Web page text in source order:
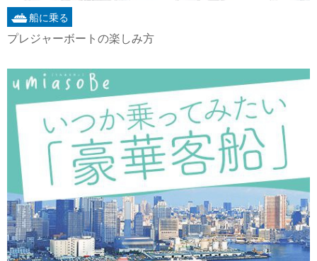
船に乗る
プレジャーボートの楽しみ方